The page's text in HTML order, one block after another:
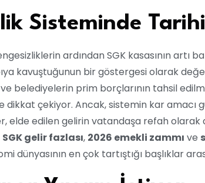
Sisteminde
ardından SGK kasasının artı
kavuştuğunun bir göstergesi olarak
belediyelerin prim borçlarının tahsil
çekiyor. Ancak, sistemin kar amacı
elde edilen gelirin vatandaşa refah
SGK gelir fazlası, 2026 emekli zammı ve
dünyasının en çok tartıştığı başlıklar